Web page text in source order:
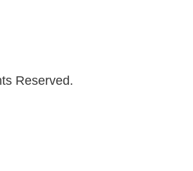
Reserved.